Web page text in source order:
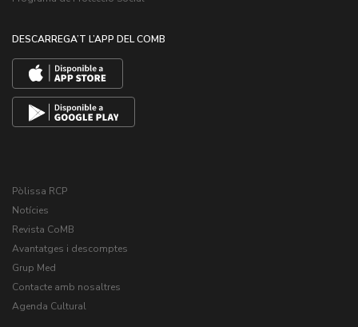
DESCARREGA’T L’APP DEL COMB
Pòlissa RCP
Notícies
Revista CoMB
Avantatges i descomptes
Grup Med
Contacte amb nosaltres
Agenda Cultural